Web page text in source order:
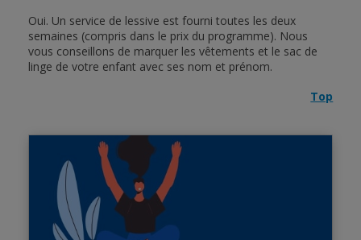
Oui. Un service de lessive est fourni toutes les deux
semaines (compris dans le prix du programme). Nous
vous conseillons de marquer les vêtements et le sac de
linge de votre enfant avec ses nom et prénom.
Top